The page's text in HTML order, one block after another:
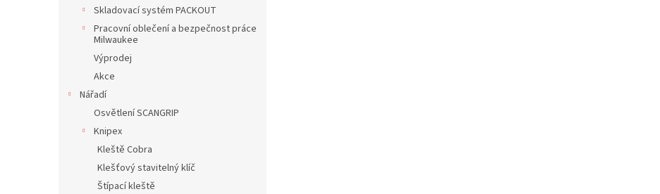
Skladovací systém PACKOUT
Pracovní oblečení a bezpečnost práce
Milwaukee
Výprodej
Akce
Nářadí
Osvětlení SCANGRIP
Knipex
Kleště Cobra
Klešťový stavitelný klíč
Štípací kleště